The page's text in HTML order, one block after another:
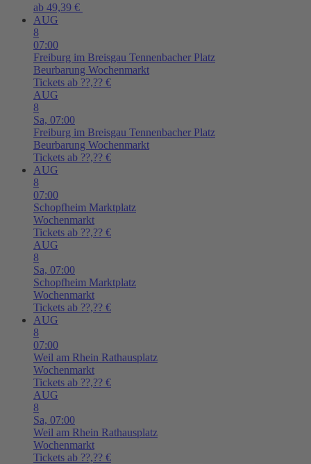
ab 49,39 €
AUG
8
07:00
Freiburg im Breisgau Tennenbacher Platz
Beurbarung Wochenmarkt
Tickets ab ??,?? €
AUG
8
Sa, 07:00
Freiburg im Breisgau Tennenbacher Platz
Beurbarung Wochenmarkt
Tickets ab ??,?? €
AUG
8
07:00
Schopfheim Marktplatz
Wochenmarkt
Tickets ab ??,?? €
AUG
8
Sa, 07:00
Schopfheim Marktplatz
Wochenmarkt
Tickets ab ??,?? €
AUG
8
07:00
Weil am Rhein Rathausplatz
Wochenmarkt
Tickets ab ??,?? €
AUG
8
Sa, 07:00
Weil am Rhein Rathausplatz
Wochenmarkt
Tickets ab ??,?? €